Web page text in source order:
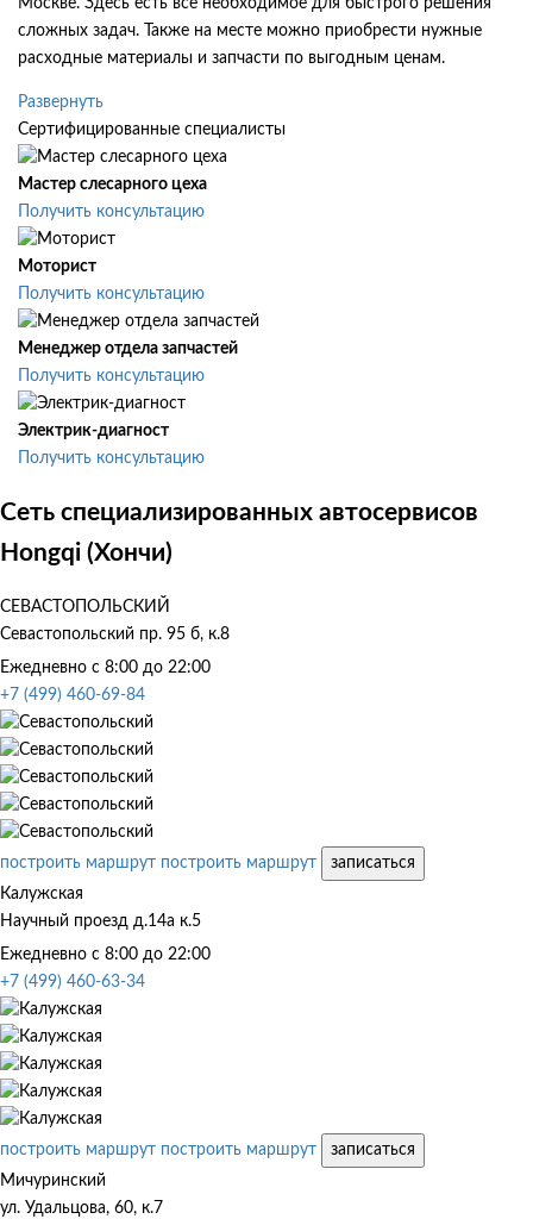
сложных задач. Также на месте можно приобрести нужные
расходные материалы и запчасти по выгодным ценам.
Развернуть
Сертифицированные специалисты
Мастер слесарного цеха
Получить консультацию
Моторист
Получить консультацию
Менеджер отдела запчастей
Получить консультацию
Электрик-диагност
Получить консультацию
Сеть специализированных автосервисов
Hongqi (Хончи)
СЕВАСТОПОЛЬСКИЙ
Севастопольский пр. 95 б, к.8
Ежедневно с 8:00 до 22:00
+7 (499) 460-69-84
построить маршрут построить маршрут
записаться
Калужская
Научный проезд д.14а к.5
Ежедневно с 8:00 до 22:00
+7 (499) 460-63-34
построить маршрут построить маршрут
записаться
Мичуринский
ул. Удальцова, 60, к.7